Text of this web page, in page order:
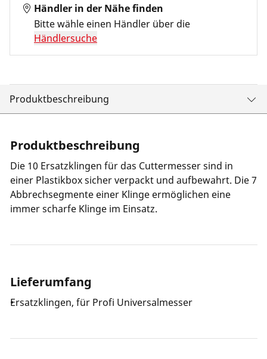
Händler in der Nähe finden
Bitte wähle einen Händler über die
Händlersuche
Produktbeschreibung
Produktbeschreibung
Die 10 Ersatzklingen für das Cuttermesser sind in
einer Plastikbox sicher verpackt und aufbewahrt. Die 7
Abbrechsegmente einer Klinge ermöglichen eine
immer scharfe Klinge im Einsatz.
Lieferumfang
Ersatzklingen, für Profi Universalmesser